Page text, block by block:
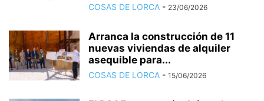
COSAS DE LORCA - 23/06/2026
Arranca la construcción de 11
nuevas viviendas de alquiler
asequible para...
COSAS DE LORCA - 15/06/2026